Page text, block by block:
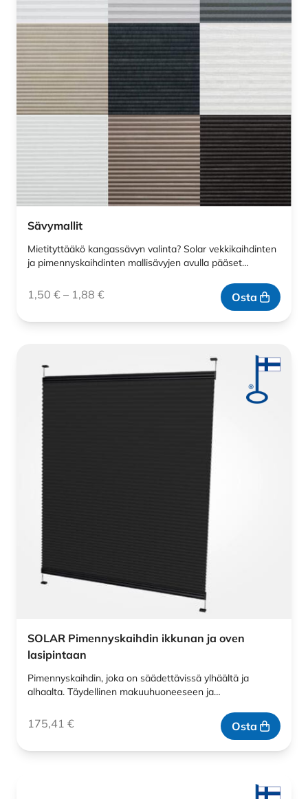
Sävymallit
Mietityttääkö kangassävyn valinta? Solar vekkikaihdinten
ja pimennyskaihdinten mallisävyjen avulla pääset…
1,50 € – 1,88 € Osta
SOLAR Pimennyskaihdin ikkunan ja oven
lasipintaan
Pimennyskaihdin, joka on säädettävissä ylhäältä ja
alhaalta. Täydellinen makuuhuoneeseen ja…
175,41 € Osta